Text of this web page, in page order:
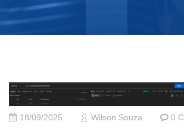
18/09/2025 Wilson Souza 0